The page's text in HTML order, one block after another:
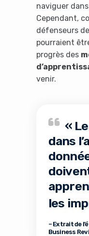
naviguer
Cependant,
défenseurs
pourraient
progrès des
venir.
«
dans
les
– Extrait de
Business